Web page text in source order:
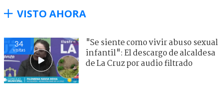
VISTO AHORA
34
visitas
"Se siente como vivir abuso sexual
infantil": El descargo de alcaldesa
de La Cruz por audio filtrado